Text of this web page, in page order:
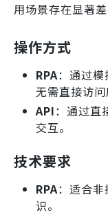
用场景存在显著差
操作方式
RPA：通过
无需直接访问
API：通过直
交互。
技术要求
RPA：适合
识。